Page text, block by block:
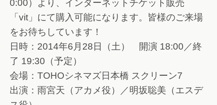
0:00）より、インターネットチケット販売
「vit」にて購入可能になります。皆様のご来場
をお待ちしています！
日時：2014年6月28日（土） 開演 18:00／終
了 19:30（予定）
会場：TOHOシネマズ日本橋 スクリーン7
出演：雨宮天（アカメ役）／明坂聡美（エスデ